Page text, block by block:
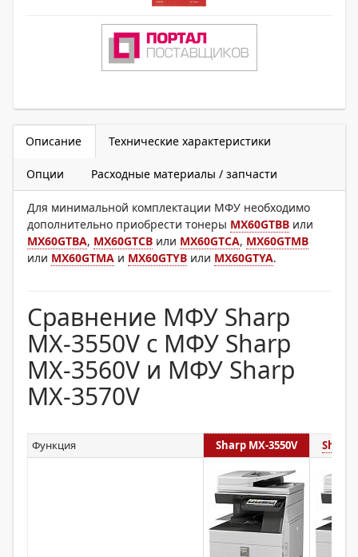
Описание Технические характеристики
Опции Расходные материалы / запчасти
Для минимальной комплектации МФУ необходимо
дополнительно приобрести тонеры MX60GTBB или
MX60GTBA, MX60GTCB или MX60GTCA, MX60GTMB
или MX60GTMA и MX60GTYB или MX60GTYA.
Сравнение МФУ Sharp
MX-3550V с МФУ Sharp
MX-3560V и МФУ Sharp
MX-3570V
Функция Sharp MX-3550V Sharp